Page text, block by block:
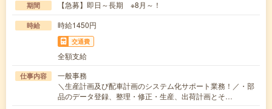
期間 【急募】即日～長期 ※8月～！
時給 時給1450円
交通費
全額支給
仕事内容
一般事務
＼生産計画及び配車計画のシステム化サポート業務！／・部
品のデータ登録、整理・修正・生産、出荷計画とそ…